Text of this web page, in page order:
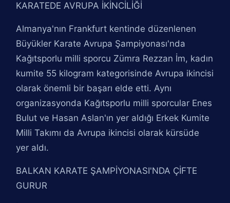
KARATEDE AVRUPA İKİNCİLİĞİ
Almanya'nın Frankfurt kentinde düzenlenen
Büyükler Karate Avrupa Şampiyonası'nda
Kağıtsporlu milli sporcu Zümra Rezzan İm, kadın
kumite 55 kilogram kategorisinde Avrupa ikincisi
olarak önemli bir başarı elde etti. Aynı
organizasyonda Kağıtsporlu milli sporcular Enes
Bulut ve Hasan Aslan'ın yer aldığı Erkek Kumite
Milli Takımı da Avrupa ikincisi olarak kürsüde
yer aldı.
BALKAN KARATE ŞAMPİYONASI'NDA ÇİFTE
GURUR